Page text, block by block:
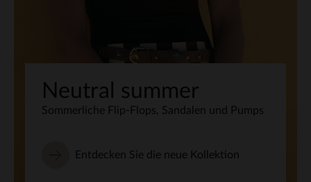
Neutral summer
Sommerliche Flip-Flops, Sandalen und Pumps
Entdecken Sie die neue Kollektion